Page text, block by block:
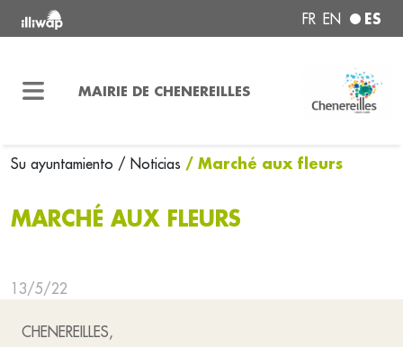
FR EN ES
MAIRIE DE CHENEREILLES
Su ayuntamiento / Noticias / Marché aux fleurs
MARCHÉ AUX FLEURS
13/5/22
CHENEREILLES,